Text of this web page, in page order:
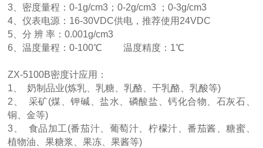
3、密度量程：0-1g/cm3；0-2g/cm3 ；0-3g/cm3
4、仪表电源：16-30VDC供电，推荐使用24VDC
5、分 辨 率：0.001g/cm3
6、温度量程：0-100℃ 温度精度：1℃
ZX-5100B密度计应用：
1、 奶制品业(炼乳、乳糖、乳酪、干乳酪、乳酸等)
2、 采矿(煤、钾碱、盐水、磷酸盐、钙化合物、石灰石、
铜、金等)
3、 食品加工(番茄汁、葡萄汁、柠檬汁、番茄酱、糖蜜、
植物油、果糖浆、果冻、果酱等)